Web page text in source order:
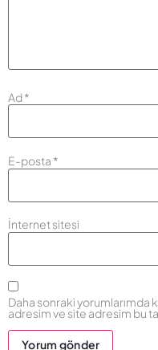
Ad*
E-posta *
İnternet sitesi
Daha sonraki yorumlarımda
adresim ve site adresim bu